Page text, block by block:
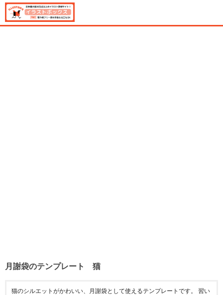
月謝袋のテンプレート 猫
猫のシルエットがかわいい、月謝袋として使えるテンプレートです。 習い